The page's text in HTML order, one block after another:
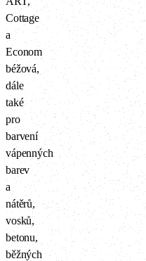
Cottage
a
Econom
béžová,
dále
také
pro
barvení
vápenných
barev
a
nátěrů,
vosků,
betonu,
běžných